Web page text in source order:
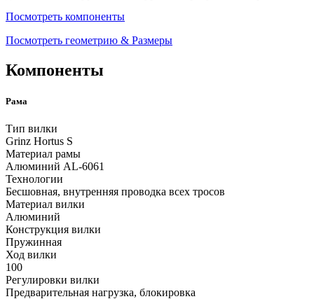
Посмотреть компоненты
Посмотреть геометрию & Размеры
Компоненты
Рама
Тип вилки
Grinz Hortus S
Материал рамы
Алюминий AL-6061
Технологии
Бесшовная, внутренняя проводка всех тросов
Материал вилки
Алюминий
Конструкция вилки
Пружинная
Ход вилки
100
Регулировки вилки
Предварительная нагрузка, блокировка